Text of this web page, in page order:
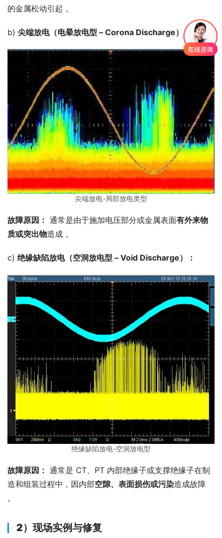
的金属松动引起 。
b) 尖端放电（电晕放电型 – Corona Discharge）：
尖端放电-局部放电类型
故障原因： 通常是由于施加电压部分或金属表面有外来物
质或突出物造成 。
c) 绝缘缺陷放电（空洞放电型 – Void Discharge）：
绝缘缺陷放电-空洞放电型
故障原因： 通常是 CT、PT 内部绝缘子或支撑绝缘子在制
造和组装过程中，因内部空隙、表面损伤或污染造成故障
。
2）现场实例与修复